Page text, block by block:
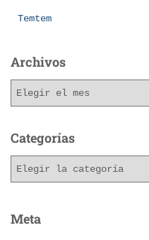
Temtem
Archivos
Categorías
Meta